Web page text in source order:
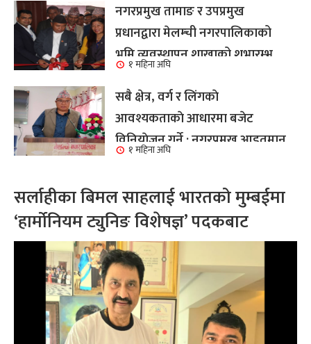
नगरप्रमुख तामाङ र उपप्रमुख
प्रधानद्वारा मेलम्ची नगरपालिकाको
भूमि व्यवस्थापन शाखाको शुभारम्भ
कार्य सम्पन्न
१ महिना अघि
सबै क्षेत्र, वर्ग र लिंगकाे
आवश्यकताकाे आधारमा बजेट
विनियाेजन गर्ने : नगरप्रमुख आइतमान
तामाङ
१ महिना अघि
सर्लाहीका बिमल साहलाई भारतको मुम्बईमा
‘हार्मोनियम ट्युनिङ विशेषज्ञ’ पदकबाट
सम्मानित